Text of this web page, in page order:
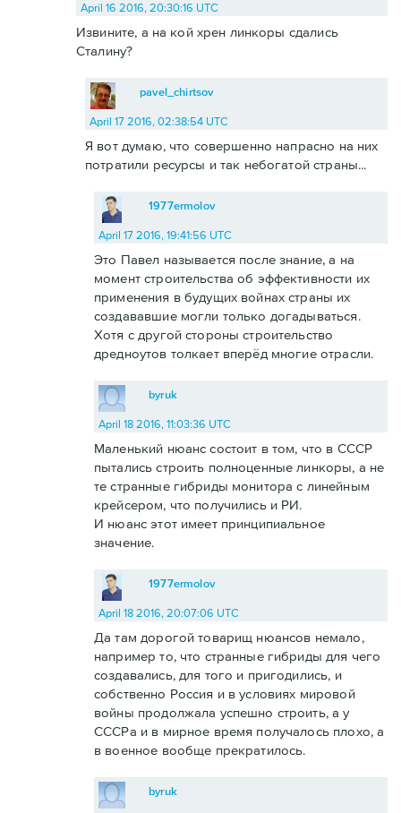
April 16 2016, 20:30:16 UTC
Извините, а на кой хрен линкоры сдались
Сталину?
pavel_chirtsov
April 17 2016, 02:38:54 UTC
Я вот думаю, что совершенно напрасно на них
потратили ресурсы и так небогатой страны...
1977ermolov
April 17 2016, 19:41:56 UTC
Это Павел называется после знание, а на
момент строительства об эффективности их
применения в будущих войнах страны их
создававшие могли только догадываться.
Хотя с другой стороны строительство
дредноутов толкает вперёд многие отрасли.
byruk
April 18 2016, 11:03:36 UTC
Маленький нюанс состоит в том, что в СССР
пытались строить полноценные линкоры, а не
те странные гибриды монитора с линейным
крейсером, что получились и РИ.
И нюанс этот имеет принципиальное
значение.
1977ermolov
April 18 2016, 20:07:06 UTC
Да там дорогой товарищ нюансов немало,
например то, что странные гибриды для чего
создавались, для того и пригодились, и
собственно Россия и в условиях мировой
войны продолжала успешно строить, а у
СССРа и в мирное время получалось плохо, а
в военное вообще прекратилось.
byruk